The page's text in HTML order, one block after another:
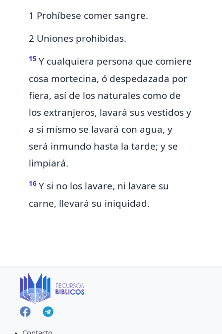
1 Prohíbese comer sangre.
2 Uniones prohibidas.
15 Y cualquiera persona que comiere
cosa mortecina, ó despedazada por
fiera, así de los naturales como de
los extranjeros, lavará sus vestidos y
a sí mismo se lavará con agua, y
será inmundo hasta la tarde; y se
limpiará.
16 Y si no los lavare, ni lavare su
carne, llevará su iniquidad.